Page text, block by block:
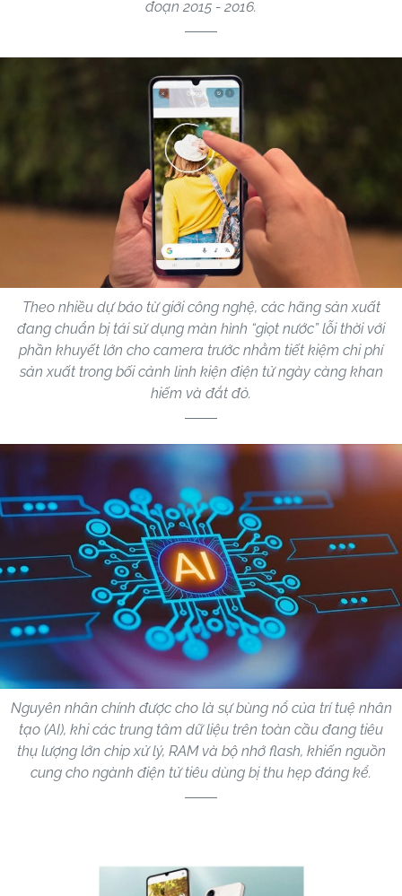
đoạn 2015 - 2016.
Theo nhiều dự báo từ giới công nghệ, các hãng sản xuất
đang chuẩn bị tái sử dụng màn hình “giọt nước” lỗi thời với
phần khuyết lớn cho camera trước nhằm tiết kiệm chi phí
sản xuất trong bối cảnh linh kiện điện tử ngày càng khan
hiếm và đắt đỏ.
Nguyên nhân chính được cho là sự bùng nổ của trí tuệ nhân
tạo (AI), khi các trung tâm dữ liệu trên toàn cầu đang tiêu
thụ lượng lớn chip xử lý, RAM và bộ nhớ flash, khiến nguồn
cung cho ngành điện tử tiêu dùng bị thu hẹp đáng kể.